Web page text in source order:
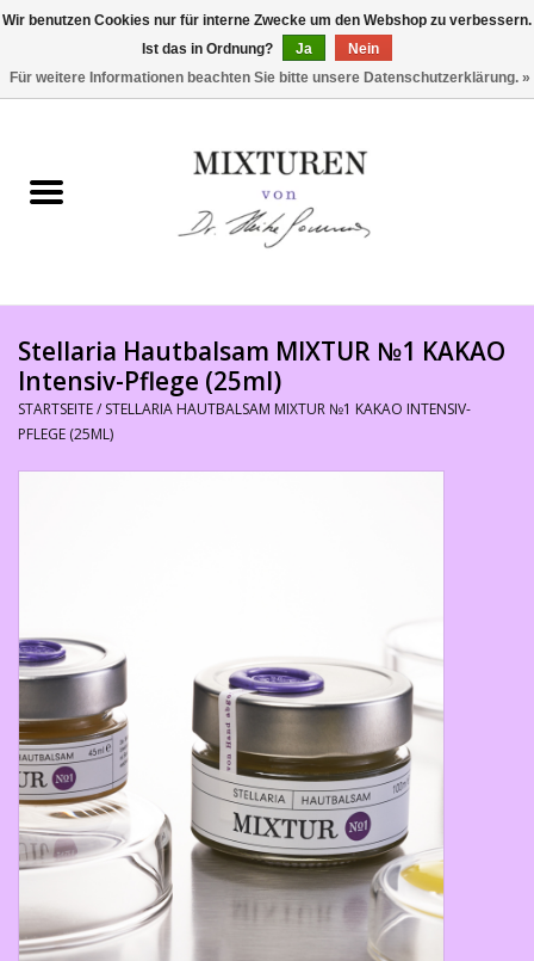
SHOP
Kundenstimmen
Stellaria Hautbalsam MIXTUR №1 KAKAO
Intensiv-Pflege (25ml)
STARTSEITE/ STELLARIA HAUTBALSAM MIXTUR №1 KAKAO INTENSIV-
PFLEGE (25ML)
Wir benutzen Cookies nur für interne Zwecke um den Webshop zu verbessern.
Ist das in Ordnung?
Ja
Nein
Für weitere Informationen beachten Sie bitte unsere Datenschutzerklärung. »